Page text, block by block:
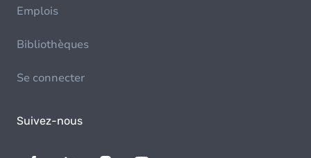
Emplois
Bibliothèques
Se connecter
Suivez-nous